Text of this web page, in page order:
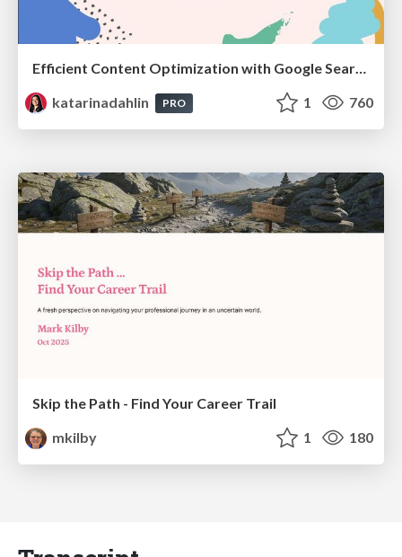
Efficient Content Optimization with Google Search Console & Apps Script
katarinadahlin
PRO 1 760
Skip the Path - Find Your Career Trail
mkilby
1 180